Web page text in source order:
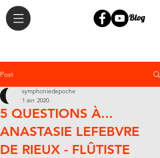
Post
5 QUESTIONS À...
ANASTASIE LEFEBVRE
DE RIEUX - FLÛTISTE
symphoniedepoche
1 avr. 2020